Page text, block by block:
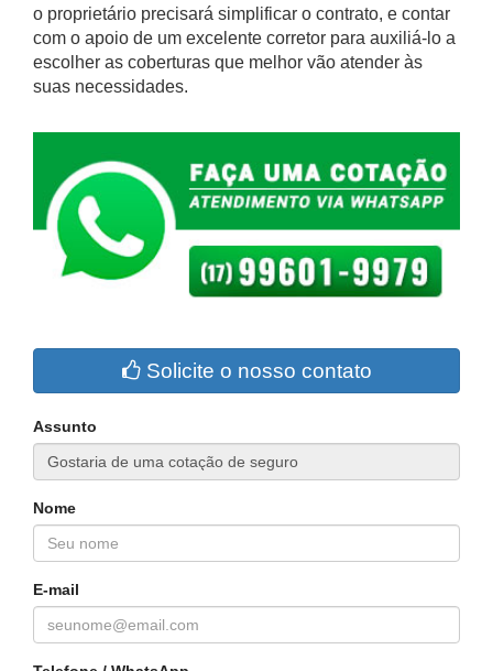
o proprietário precisará simplificar o contrato, e contar
com o apoio de um excelente corretor para auxiliá-lo a
escolher as coberturas que melhor vão atender às
suas necessidades.
Solicite o nosso contato
Assunto
Nome
E-mail